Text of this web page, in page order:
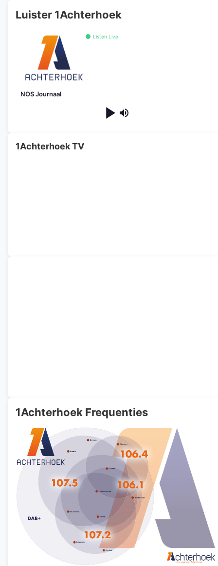
Luister 1Achterhoek
Listen Live
NOS Journaal
1Achterhoek TV
1Achterhoek Frequenties